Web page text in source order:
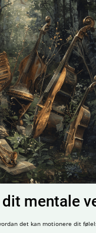
dit mentale
det kan motionere dit